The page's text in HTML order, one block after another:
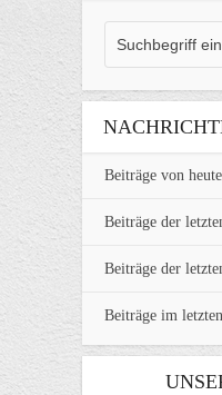
Beiträge von heute
Beiträge der
Beiträge der
Beiträge im